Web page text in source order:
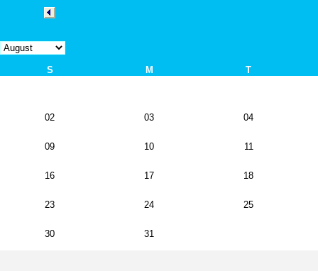
S M T
02 03 04
09 10 11
16 17 18
23 24 25
30 31